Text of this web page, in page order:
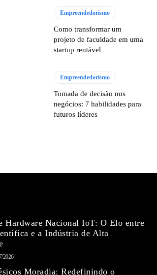
Empreendedorismo
Como transformar um
projeto de faculdade em uma
startup rentável
Empreendedorismo
Tomada de decisão nos
negócios: 7 habilidades para
futuros líderes
Hardware Nacional IoT: O Elo entre
e a Indústria de Alta
2026
Moradia: Redefinindo o